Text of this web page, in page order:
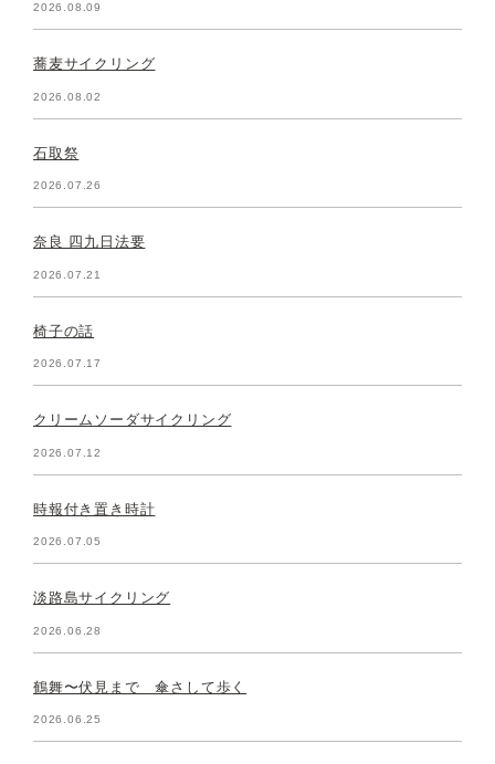
2026.08.09
蕎麦サイクリング
2026.08.02
石取祭
2026.07.26
奈良 四九日法要
2026.07.21
椅子の話
2026.07.17
クリームソーダサイクリング
2026.07.12
時報付き置き時計
2026.07.05
淡路島サイクリング
2026.06.28
鶴舞〜伏見まで 傘さして歩く
2026.06.25